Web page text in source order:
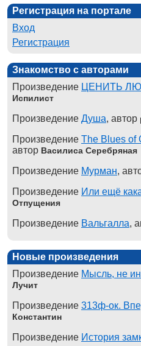
Регистрация на портале
Вход
Регистрация
Знакомство с авторами
Произведение ЦЕНИТЬ
Испилист
Произведение Душа, автор
Произведение The Blues of
автор Василиса Серебряная
Произведение Мурман,
Произведение Или ещё
Отпущения
Произведение Вальгалла,
Новые произведения
Произведение Мысль, не
Лучит
Произведение 313ф-ок.
Константин
Произведение История